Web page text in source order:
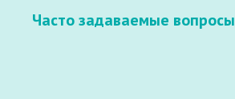
Часто задаваемые вопросы